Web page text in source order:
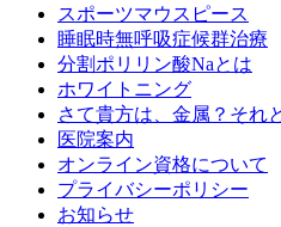
スポーツマウスピース
睡眠時無呼吸症候群治療
分割ポリリン酸Naとは
ホワイトニング
さて貴方は、金属？それ
医院案内
オンライン資格について
プライバシーポリシー
お知らせ